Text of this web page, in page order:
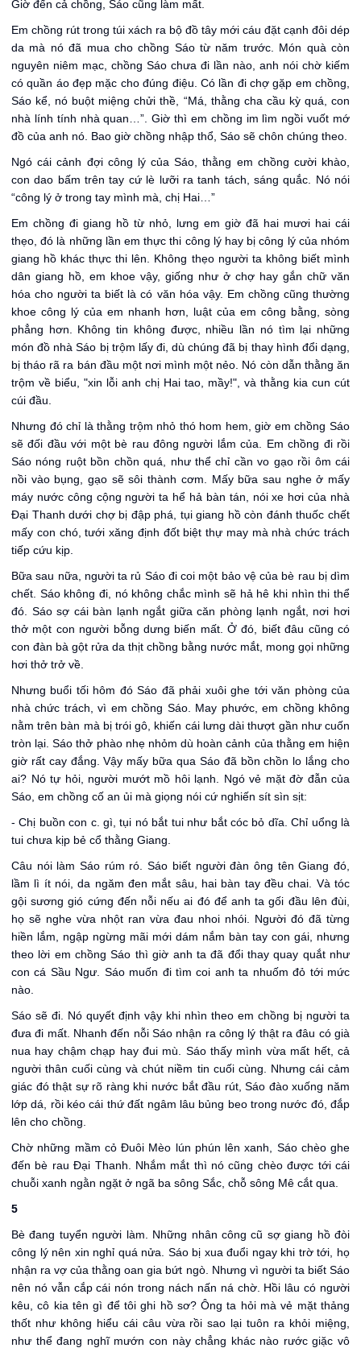
Giờ đến cả chồng, Sáo cũng làm mất.
Em chồng rút trong túi xách ra bộ đồ tây mới cáu đặt cạnh đôi dép
da mà nó đã mua cho chồng Sáo từ năm trước. Món quà còn
nguyên niêm mạc, chồng Sáo chưa đi lần nào, anh nói chờ kiếm
có quần áo đẹp mặc cho đúng điệu. Có lần đi chợ gặp em chồng,
Sáo kể, nó buột miệng chửi thề, “Má, thằng cha cầu kỳ quá, con
nhà lính tính nhà quan…”. Giờ thì em chồng im lìm ngồi vuốt mớ
đồ của anh nó. Bao giờ chồng nhập thổ, Sáo sẽ chôn chúng theo.
Ngó cái cảnh đợi công lý của Sáo, thằng em chồng cười khào,
con dao bấm trên tay cứ lè lưỡi ra tanh tách, sáng quắc. Nó nói
“công lý ở trong tay mình mà, chị Hai…”
Em chồng đi giang hồ từ nhỏ, lưng em giờ đã hai mươi hai cái
thẹo, đó là những lần em thực thi công lý hay bị công lý của nhóm
giang hồ khác thực thi lên. Không thẹo người ta không biết mình
dân giang hồ, em khoe vậy, giống như ở chợ hay gắn chữ văn
hóa cho người ta biết là có văn hóa vậy. Em chồng cũng thường
khoe công lý của em nhanh hơn, luật của em công bằng, sòng
phẳng hơn. Không tin không được, nhiều lần nó tìm lại những
món đồ nhà Sáo bị trộm lấy đi, dù chúng đã bị thay hình đổi dạng,
bị tháo rã ra bán đầu một nơi mình một nẻo. Nó còn dẫn thằng ăn
trộm về biểu, "xin lỗi anh chị Hai tao, mầy!", và thằng kia cun cút
cúi đầu.
Nhưng đó chỉ là thằng trộm nhỏ thó hom hem, giờ em chồng Sáo
sẽ đối đầu với một bè rau đông người lắm của. Em chồng đi rồi
Sáo nóng ruột bồn chồn quá, như thể chỉ cần vo gạo rồi ôm cái
nồi vào bụng, gạo sẽ sôi thành cơm. Mấy bữa sau nghe ở mấy
máy nước công cộng người ta hể hả bàn tán, nói xe hơi của nhà
Đại Thanh dưới chợ bị đập phá, tụi giang hồ còn đánh thuốc chết
mấy con chó, tưới xăng định đốt biệt thự may mà nhà chức trách
tiếp cứu kịp.
Bữa sau nữa, người ta rủ Sáo đi coi một bảo vệ của bè rau bị dìm
chết. Sáo không đi, nó không chắc mình sẽ hả hê khi nhìn thi thể
đó. Sáo sợ cái bàn lạnh ngắt giữa căn phòng lạnh ngắt, nơi hơi
thở một con người bỗng dưng biến mất. Ở đó, biết đâu cũng có
con đàn bà gột rửa da thịt chồng bằng nước mắt, mong gọi những
hơi thở trở về.
Nhưng buổi tối hôm đó Sáo đã phải xuôi ghe tới văn phòng của
nhà chức trách, vì em chồng Sáo. May phước, em chồng không
nằm trên bàn mà bị trói gô, khiến cái lưng dài thượt gần như cuốn
tròn lại. Sáo thở phào nhẹ nhỏm dù hoàn cảnh của thằng em hiện
giờ rất cay đắng. Vậy mấy bữa qua Sáo đã bồn chồn lo lắng cho
ai? Nó tự hỏi, người mướt mồ hôi lạnh. Ngó vẻ mặt đờ đẫn của
Sáo, em chồng cố an ủi mà giọng nói cứ nghiến sít sìn sịt:
- Chị buồn con c. gì, tụi nó bắt tui như bắt cóc bỏ dĩa. Chỉ uổng là
tui chưa kịp bẻ cổ thằng Giang.
Câu nói làm Sáo rúm ró. Sáo biết người đàn ông tên Giang đó,
lầm lì ít nói, da ngăm đen mắt sâu, hai bàn tay đều chai. Và tóc
gội sương gió cứng đến nỗi nếu ai đó để anh ta gối đầu lên đùi,
họ sẽ nghe vừa nhột ran vừa đau nhoi nhói. Người đó đã từng
hiền lắm, ngập ngừng mãi mới dám nắm bàn tay con gái, nhưng
theo lời em chồng Sáo thì giờ anh ta đã đổi thay quay quắt như
con cá Sầu Ngư. Sáo muốn đi tìm coi anh ta nhuốm đỏ tới mức
nào.
Sáo sẽ đi. Nó quyết định vậy khi nhìn theo em chồng bị người ta
đưa đi mất. Nhanh đến nỗi Sáo nhận ra công lý thật ra đâu có già
nua hay chậm chạp hay đui mù. Sáo thấy mình vừa mất hết, cả
người thân cuối cùng và chút niềm tin cuối cùng. Nhưng cái cảm
giác đó thật sự rõ ràng khi nước bắt đầu rút, Sáo đào xuống năm
lớp dá, rồi kéo cái thứ đất ngâm lâu bủng beo trong nước đó, đắp
lên cho chồng.
Chờ những mầm cỏ Đuôi Mèo lún phún lên xanh, Sáo chèo ghe
đến bè rau Đại Thanh. Nhắm mắt thì nó cũng chèo được tới cái
chuỗi xanh ngằn ngặt ở ngã ba sông Sắc, chỗ sông Mê cắt qua.
5
Bè đang tuyển người làm. Những nhân công cũ sợ giang hồ đòi
công lý nên xin nghỉ quá nửa. Sáo bị xua đuổi ngay khi trờ tới, họ
nhận ra vợ của thằng oan gia bứt ngò. Nhưng vì người ta biết Sáo
nên nó vẫn cắp cái nón trong nách nấn ná chờ. Hồi lâu có người
kêu, cô kia tên gì để tôi ghi hồ sơ? Ông ta hỏi mà vẻ mặt thảng
thốt như không hiểu cái câu vừa rồi sao lại tuôn ra khỏi miệng,
như thể đang nghĩ mướn con này chẳng khác nào rước giặc vô